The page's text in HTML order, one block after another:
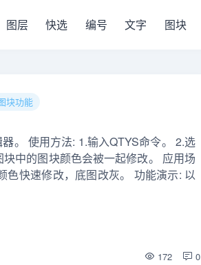
图层 快选 编号 文字 图块
块功能
。 使用方法: 1.输入QTYS命令。 2.选
中的图块颜色会被一起修改。 应用场
色快速修改，底图改灰。 功能演示: 以
172 0